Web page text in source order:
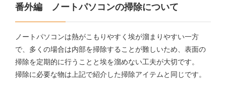
番外編 ノートパソコンの掃除について
ノートパソコンは熱がこもりやすく埃が溜まりやすい一方
で、多くの場合は内部を掃除することが難しいため、表面の
掃除を定期的に行うことと埃を溜めない工夫が大切です。
掃除に必要な物は上記で紹介した掃除アイテムと同じです。